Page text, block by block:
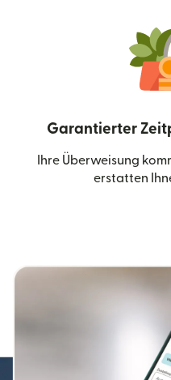
Garantierter
Ihre Überweisung
erstatten